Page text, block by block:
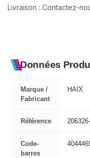
Livraison : Contactez-
Données
Marque /
Fabricant
HAIX
Référence
Code-
barres